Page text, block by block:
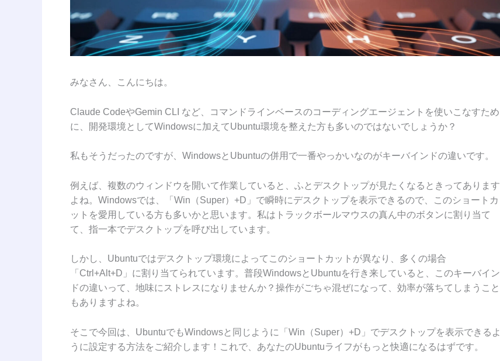
みなさん、こんにちは。
Claude CodeやGemin CLI など、コマンドラインベースのコーディングエージェントを使いこなすため
に、開発環境としてWindowsに加えてUbuntu環境を整えた方も多いのではないでしょうか？
私もそうだったのですが、WindowsとUbuntuの併用で一番やっかいなのがキーバインドの違いです。
例えば、複数のウィンドウを開いて作業していると、ふとデスクトップが見たくなるときってあります
よね。Windowsでは、「Win（Super）+D」で瞬時にデスクトップを表示できるので、このショートカ
ットを愛用している方も多いかと思います。私はトラックボールマウスの真ん中のボタンに割り当て
て、指一本でデスクトップを呼び出しています。
しかし、Ubuntuではデスクトップ環境によってこのショートカットが異なり、多くの場合
「Ctrl+Alt+D」に割り当てられています。普段WindowsとUbuntuを行き来していると、このキーバイン
ドの違いって、地味にストレスになりませんか？操作がごちゃ混ぜになって、効率が落ちてしまうこと
もありますよね。
そこで今回は、UbuntuでもWindowsと同じように「Win（Super）+D」でデスクトップを表示できるよ
うに設定する方法をご紹介します！これで、あなたのUbuntuライフがもっと快適になるはずです。